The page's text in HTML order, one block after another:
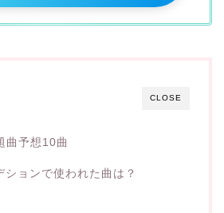
CLOSE
曲予想10曲
ションで使われた曲は？